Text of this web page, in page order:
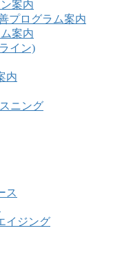
案内
プログラム案内
案内
イン)
内
ニング
ス
イジング